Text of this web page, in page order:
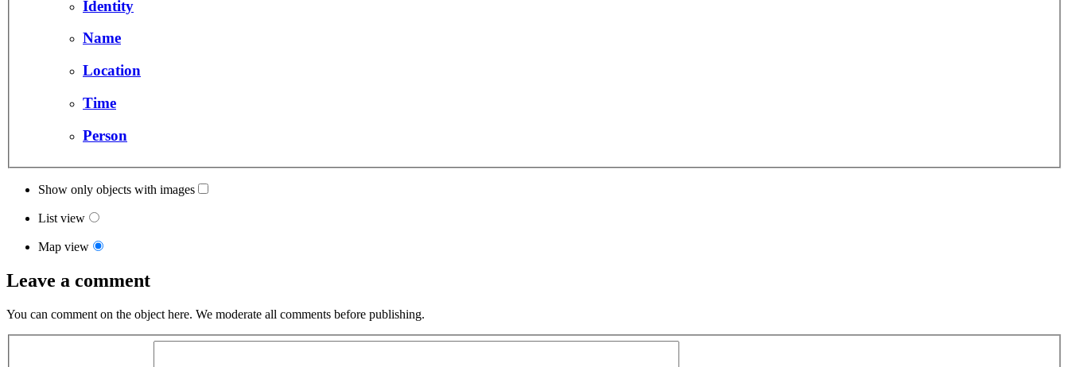
Identity
Name
Location
Time
Person
Show only objects with images
List view
Map view
Leave a comment
You can comment on the object here. We moderate all comments before publishing.